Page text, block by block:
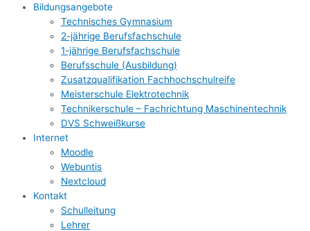
Bildungsangebote
Technisches Gymnasium
2-jährige Berufsfachschule
1-jährige Berufsfachschule
Berufsschule (Ausbildung)
Zusatzqualifikation Fachhochschulreife
Meisterschule Elektrotechnik
Technikerschule – Fachrichtung Maschinentechnik
DVS Schweißkurse
Internet
Moodle
Webuntis
Nextcloud
Kontakt
Schulleitung
Lehrer